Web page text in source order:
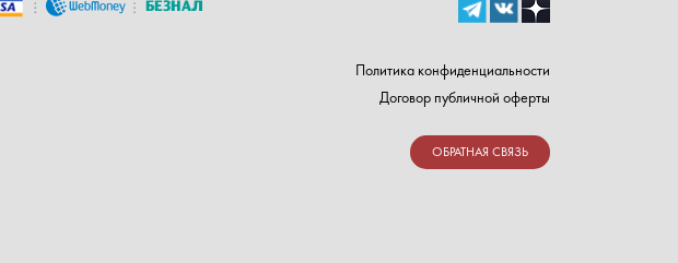
Политика конфиденциальности
Договор публичной оферты
ОБРАТНАЯ СВЯЗЬ